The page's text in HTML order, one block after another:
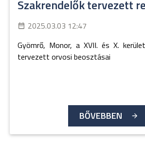
Szakrendelők tervezett
2025.03.03 12:47
Gyömrő, Monor, a XVII. és X.
tervezett orvosi beosztásai
BŐVEBBEN